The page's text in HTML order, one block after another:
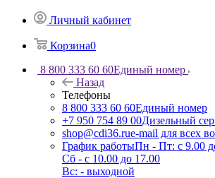
Личный кабинет
Корзина0
8 800 333 60 60Единый номер
Назад
Телефоны
8 800 333 60 60Единый номер
+7 950 754 89 00Дизельный
shop@cdi36.rue-mail для всех
График работыПн - Пт: с 9.00
Сб - с 10.00 до 17.00
Вс: - выходной